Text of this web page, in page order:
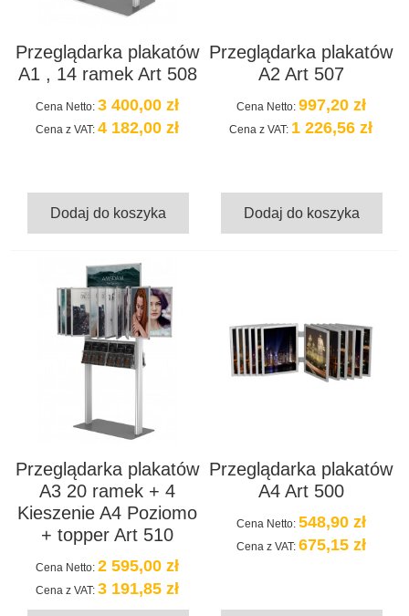
Przeglądarka plakatów
A1 , 14 ramek Art 508
Cena Netto: 3 400,00 zł
Cena z VAT:4 182,00 zł
Dodaj do koszyka
Przeglądarka plakatów
A2 Art 507
Cena Netto: 997,20 zł
Cena z VAT: 1 226,56 zł
Dodaj do koszyka
Przeglądarka plakatów
A3 20 ramek + 4
Kieszenie A4 Poziomo
+ topper Art 510
Cena Netto: 2 595,00 zł
Cena z VAT:3 191,85 zł
Przeglądarka plakatów
A4 Art 500
Cena Netto: 548,90 zł
Cena z VAT: 675,15 zł